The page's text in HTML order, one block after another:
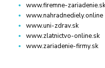
www.firemne-
www.nahradnediely.online
www.uni-zdrav.sk
www.zlatnictvo-online.sk
www.zariadenie-firmy.sk